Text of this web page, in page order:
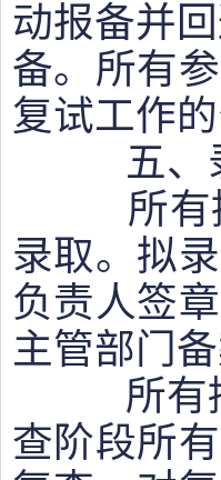
动报备并
备。所有
复试工作
五、
所有拟
录取。拟
负责人签
主管部门备
所有拟
查阶段所